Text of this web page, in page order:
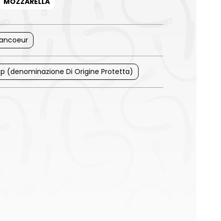
(denominazione Di Origine Protetta)